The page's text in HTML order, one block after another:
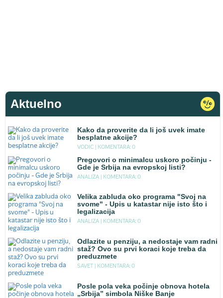
Aktuelno
Kako da proverite da li još uvek imate
besplatne akcije?
VODIC | KOMENTARA: 0
Pregovori o minimalcu uskoro počinju -
Gde je Srbija na evropskoj listi?
ANALIZA | KOMENTARA: 0
Velika zabluda oko programa "Svoj na
svome" - Upis u katastar nije isto što i
legalizacija
ANALIZA | KOMENTARA: 0
Odlazite u penziju, a nedostaje vam radni
staž? Ovo su prvi koraci koje treba da
preduzmete
SAVET | KOMENTARA: 0
Posle pola veka počinje obnova hotela
„Srbija” simbola Niške Banje